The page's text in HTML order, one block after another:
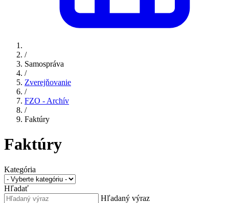
/
Samospráva
/
Zverejňovanie
/
FZO - Archív
/
Faktúry
Faktúry
Kategória
Hľadať
Hľadaný výraz